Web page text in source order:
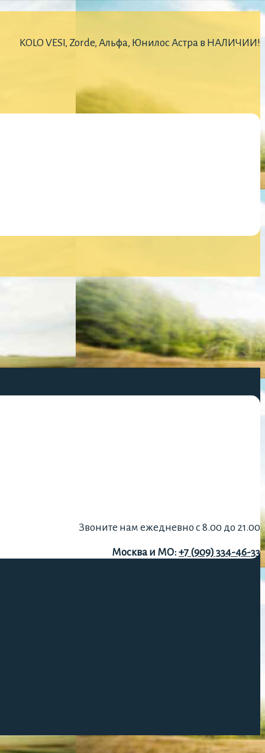
KOLO VESI, Zorde, Альфа, Юнилос Астра в НАЛИЧИИ!
Звоните нам ежедневно с 8.00 до 21.00
Москва и МО: +7 (909) 334-46-33